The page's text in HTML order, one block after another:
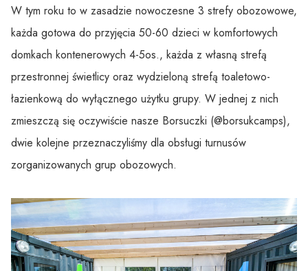
W tym roku to w zasadzie nowoczesne 3 strefy obozowowe,
każda gotowa do przyjęcia 50-60 dzieci w komfortowych
domkach kontenerowych 4-5os., każda z własną strefą
przestronnej świetlicy oraz wydzieloną strefą toaletowo-
łazienkową do wyłącznego użytku grupy. W jednej z nich
zmieszczą się oczywiście nasze Borsuczki (@borsukcamps),
dwie kolejne przeznaczyliśmy dla obsługi turnusów
zorganizowanych grup obozowych.